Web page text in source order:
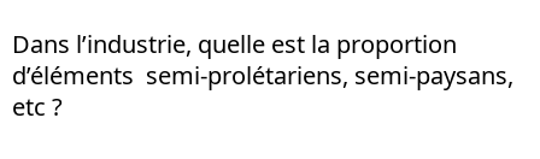
Dans l’industrie, quelle est la proportion
d’éléments semi-prolétariens, semi-paysans,
etc ?